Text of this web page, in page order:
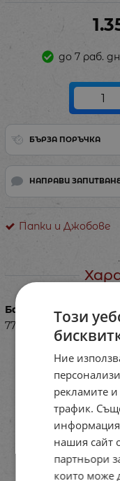
до 7 раб.
БЪРЗА ПОРЪЧКА
НАПРАВИ
Папки и Джобове
Баркод (ISBN, UPC,
77RI47065 Този
Ние
рекламите
трафик.
информация
нашия сайт
партньори
които може